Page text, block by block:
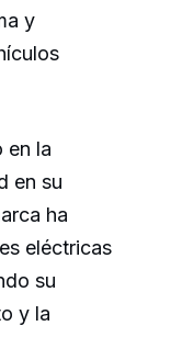
y
en la
en su
ha
eléctricas
su
y la